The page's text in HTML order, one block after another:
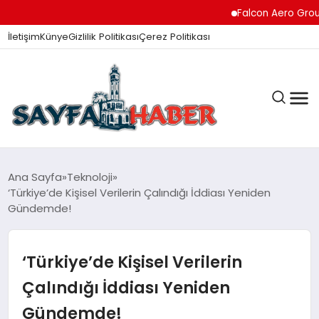
Falcon Aero
İletişimKünyeGizlilik PolitikasıÇerez Politikası
ANA SAYFA
GÜNDEM
İZMIR HABERLERI
Ana Sayfa Teknoloji
‘Türkiye’de Kişisel Verilerin Çalındığı İddiası Yeniden
Gündemde!
‘Türkiye’de Kişisel Verilerin
Çalındığı İddiası Yeniden
Gündemde!